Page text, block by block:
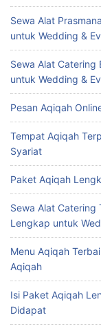
Sewa Alat
untuk Wedding &
Sewa Alat Catering
untuk Wedding &
Pesan Aqiqah
Tempat Aqiqah
Syariat
Paket Aqiqah
Sewa Alat Catering
Lengkap untuk
Menu Aqiqah
Aqiqah
Isi Paket Aqiqah
Didapat